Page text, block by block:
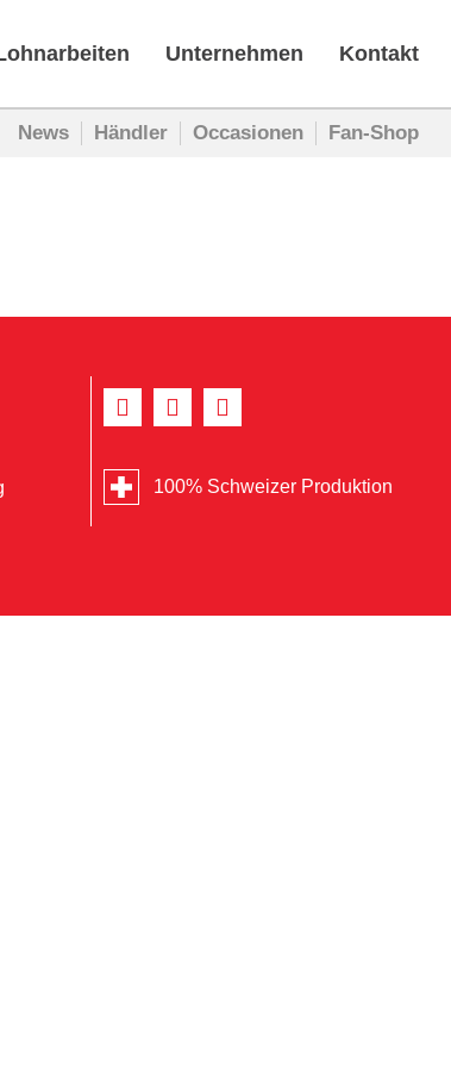
Unternehmen Kontakt
News Händler Occasionen Fan-Shop
100% Schweizer Produktion